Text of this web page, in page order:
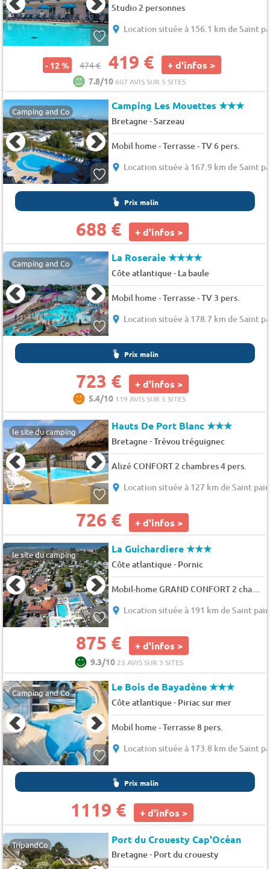
Studio 2 personnes
Location située à 156.1 km de Saint
- 12 % 474 € 419 € + d'infos >
7.8/10607 AVIS SUR 5 SITES
Camping and Co Camping Les Mouettes★★★
Bretagne-Sarzeau
Mobil home - Terrasse - TV 6 pers.
Location située à 167.9 km de Saint
Prix malin
688 € + d'infos >
Camping and Co La Roseraie★★★★
Côte atlantique- La baule
Mobil home - Terrasse - TV 3 pers.
Location située à 178.7 km de Saint
Prix malin
723 € + d'infos >
5.4/10 119 AVIS SUR 5 SITES
le site du camping Hauts De Port Blanc★★★
Bretagne-Trévou tréguignec
Alizé CONFORT 2 chambres 4 pers.
Location située à 127 km de Saint
726 € + d'infos >
le site du camping La Guichardiere★★★
Côte atlantique- Pornic
Location située à 191 km de Saint
875 € + d'infos >
9.3/10 23 AVIS SUR 3 SITES
Camping and Co Le Bois de Bayadène★★★
Côte atlantique- Piriac sur mer
Mobil home - Terrasse 8 pers.
Location située à 173.8 km de Saint
Prix malin
1119 € + d'infos >
TripandCo Port du Crouesty Cap'Océan
Bretagne- Port du crouesty